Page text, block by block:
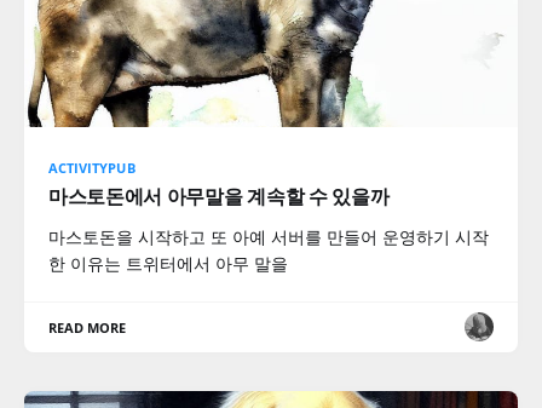
ACTIVITYPUB
마스토돈에서 아무말을 계속할 수 있을까
마스토돈을 시작하고 또 아예 서버를 만들어 운영하기 시작
한 이유는 트위터에서 아무 말을
READ MORE